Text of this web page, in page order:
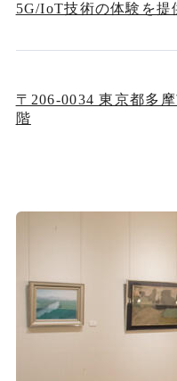
5G/IoT技術の体験を提
〒206-0034 東京都多
階
新規ウィンドウで開く